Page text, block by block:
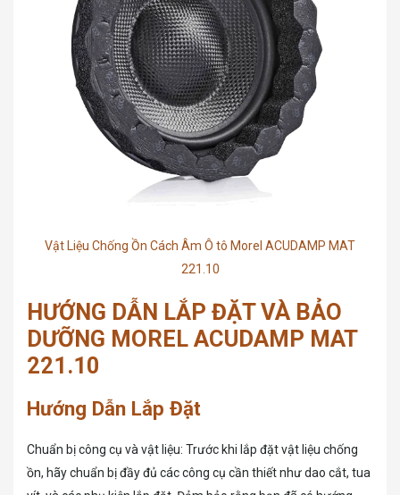
Vật Liệu Chống Ồn Cách Âm Ô tô Morel ACUDAMP MAT
221.10
HƯỚNG DẪN LẮP ĐẶT VÀ BẢO
DƯỠNG MOREL ACUDAMP MAT
221.10
Hướng Dẫn Lắp Đặt
Chuẩn bị công cụ và vật liệu: Trước khi lắp đặt vật liệu chống
ồn, hãy chuẩn bị đầy đủ các công cụ cần thiết như dao cắt, tua